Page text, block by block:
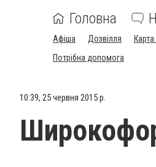
Головна
Афіша Дозвілля Карта
Потрібна допомога
10:39, 25 червня 2015 р.